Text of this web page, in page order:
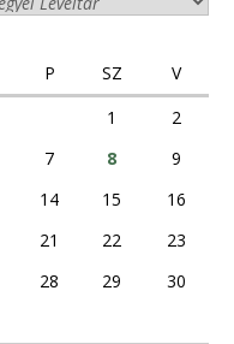
P SZ
V
1
2
7 8
9
14 15
16
21 22
23
28 29
30